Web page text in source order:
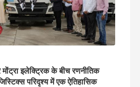
इलेक्ट्रिक के बीच रणनीतिक
परिदृश्य में एक ऐतिहासिक